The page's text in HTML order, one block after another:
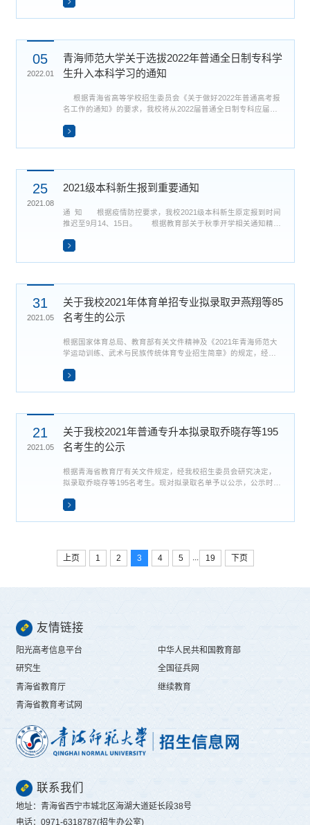
05
2022.01
青海师范大学关于选拔2022年普通全日制专科学
生升入本科学习的通知
​ 根据青海省高等学校招生委员会《关于做好2022年普通高考报
名工作的通知》的要求，我校将从2022届普通全日制专科应届毕
年专升本报名工作，确保招考工作公平、公正、规范、有序开
25
2021.08
2021级本科新生报到重要通知
​通 知 根据疫情防控要求，我校2021级本科新生原定报到时间
推迟至9月14、15日。 根据教育部关于秋季开学相关通知精神
号通告要求，所有省外新生报到时，需持乘车乘机前48小时内核
31
2021.05
关于我校2021年体育单招专业拟录取尹燕翔等85
名考生的公示
​根据国家体育总局、教育部有关文件精神及《2021年青海师范大
学运动训练、武术与民族传统体育专业招生简章》的规定，经我
水平，在保持原有运动训练招生计划50名、武术与民族传统体育
21
2021.05
关于我校2021年普通专升本拟录取乔晓存等195
名考生的公示
​根据青海省教育厅有关文件规定，经我校招生委员会研究决定，
拟录取乔晓存等195名考生。现对拟录取名单予以公示，公示时间
教务处联系。联系电话：0971-6318787翻译：乔晓存、李宝艳、
张海芳...
上页 1 2 3 4 5 ... 19 下页
友情链接
阳光高考信息平台
中华人民共和国教育部
研究生
全国征兵网
青海省教育厅
继续教育
青海省教育考试网
联系我们
地址：青海省西宁市城北区海湖大道延长段38号
电话：0971-6318787(招生办公室)